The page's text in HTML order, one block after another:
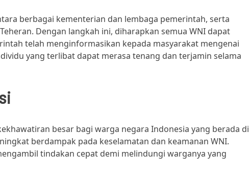
berbagai kementerian dan lembaga pemerintah, serta
Dengan langkah ini, diharapkan semua WNI dapat
telah menginformasikan kepada masyarakat mengenai
yang terlibat dapat merasa tenang dan terjamin selama
besar bagi warga negara Indonesia yang berada di
berdampak pada keselamatan dan keamanan WNI.
tindakan cepat demi melindungi warganya yang